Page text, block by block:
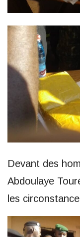
Devant des
Abdoulaye
les